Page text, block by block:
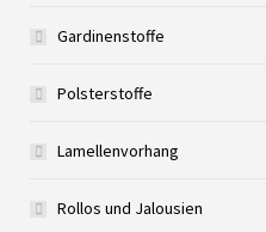
Gardinenstoffe
Polsterstoffe
Lamellenvorhang
Rollos und Jalousien